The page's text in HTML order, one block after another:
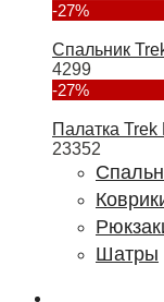
-27%
Спальник
4299
-27%
Палатка
23352
Шатры